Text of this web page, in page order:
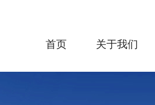
首页 关于我们